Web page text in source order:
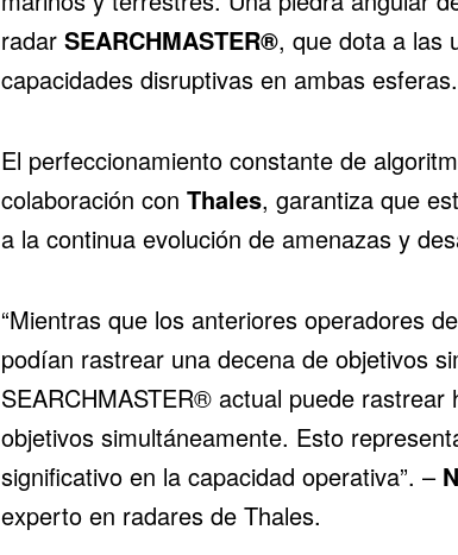
radar SEARCHMASTER®, que dota a las
capacidades disruptivas en ambas esferas.
El perfeccionamiento constante de
colaboración con Thales, garantiza que
a la continua evolución de amenazas y
“Mientras que los anteriores operadores
podían rastrear una decena de objetivos
SEARCHMASTER® actual puede rastrear
objetivos simultáneamente. Esto
significativo en la capacidad operativa”. –
experto en radares de Thales.